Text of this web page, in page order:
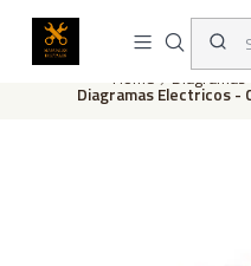
This is the
Home
Diagramas Electricos -